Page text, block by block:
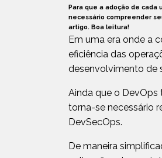
Para que a adoção de
necessário compreender
artigo. Boa leitura!
Em uma era onde a
eficiência das
desenvolvimento de
Ainda que o
torna-se necessário
DevSecOps.
De maneira